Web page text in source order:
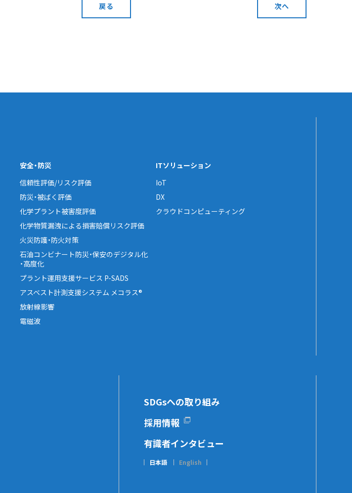
戻る 次へ
安全・防災
信頼性評価/リスク評価
防災・被ばく評価
化学プラント被害度評価
化学物質漏洩による損害賠償リスク評価
火災防護・防火対策
石油コンビナート防災・保安のデジタル化
・高度化
プラント運用支援サービス P-SADS
アスベスト計測支援システム メコラス®
放射線影響
電磁波
ITソリューション
IoT
DX
クラウドコンピューティング
SDGsへの取り組み
採用情報
有識者インタビュー
日本語 English